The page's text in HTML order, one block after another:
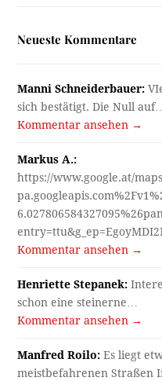
Neueste Kommentare
Manni Schneiderbauer:
sich bestätigt. Die Null
Kommentar ansehen →
Markus A.:
https://www.google.at/
Kommentar ansehen →
Henriette Stepanek:
schon eine steinerne…
Kommentar ansehen →
Manfred Roilo: Es liegt
meistbefahrenen Straßen